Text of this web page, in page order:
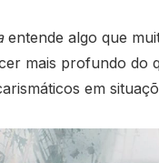
entende algo que
mais profundo do
em